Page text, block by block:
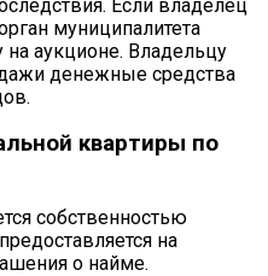
Если владелец
муниципалитета
на аукционе. Владельцу
денежные средства
квартиры по
собственностью
на
о найме.